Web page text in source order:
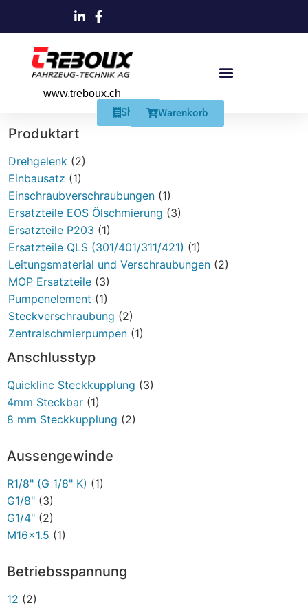
www.treboux.ch
Shop Warenkorb
Produktart
Drehgelenk (2)
Einbausatz (1)
Einschraubverschraubungen (1)
Ersatzteile EOS Ölschmierung (3)
Ersatzteile P203 (1)
Ersatzteile QLS (301/401/311/421) (1)
Leitungsmaterial und Verschraubungen (2)
MOP Ersatzteile (3)
Pumpenelement (1)
Steckverschraubung (2)
Zentralschmierpumpen (1)
Anschlusstyp
Quicklinc Steckkupplung (3)
4mm Steckbar (1)
8 mm Steckkupplung (2)
Aussengewinde
R1/8" (G 1/8" K) (1)
G1/8" (3)
G1/4" (2)
M16x1.5 (1)
Betriebsspannung
12 (2)